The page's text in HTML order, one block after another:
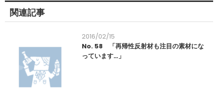
関連記事
2016/02/15
No. 58 「再帰性反射材も注目の素材にな
っています…」